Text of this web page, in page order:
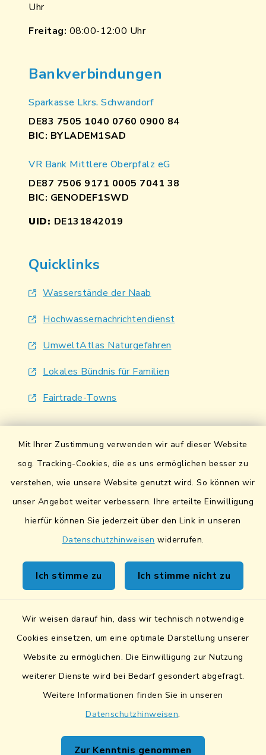
Mit Ihrer Zustimmung verwenden wir auf dieser Website
sog. Tracking-Cookies, die es uns ermöglichen besser zu
verstehen, wie unsere Website genutzt wird. So können wir
unser Angebot weiter verbessern. Ihre erteilte Einwilligung
hierfür können Sie jederzeit über den Link in unseren
Datenschutzhinweisen widerrufen.
Ich stimme zu Ich stimme nicht zu
Wir weisen darauf hin, dass wir technisch notwendige
Cookies einsetzen, um eine optimale Darstellung unserer
Website zu ermöglichen. Die Einwilligung zur Nutzung
weiterer Dienste wird bei Bedarf gesondert abgefragt.
Weitere Informationen finden Sie in unseren
Datenschutzhinweisen.
Zur Kenntnis genommen
Uhr
Freitag: 08:00-12:00 Uhr
Bankverbindungen
Sparkasse Lkrs. Schwandorf
DE83 7505 1040 0760 0900 84
BIC: BYLADEM1SAD
VR Bank Mittlere Oberpfalz eG
DE87 7506 9171 0005 7041 38
BIC: GENODEF1SWD
UID: DE131842019
Quicklinks
Wasserstände der Naab
Hochwassernachrichtendienst
UmweltAtlas Naturgefahren
Lokales Bündnis für Familien
Fairtrade-Towns
Kontakt
Sicheres Kontaktformular
Sicherer Datentransfer
Barrierefreiheit
Impressum
Netiquette
Sitemap
Cookie-Einstellungen